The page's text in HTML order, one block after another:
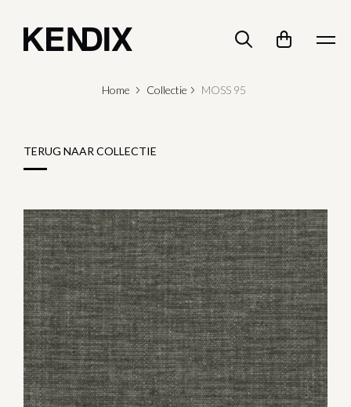
Home Collectie MOSS 95
TERUG NAAR COLLECTIE